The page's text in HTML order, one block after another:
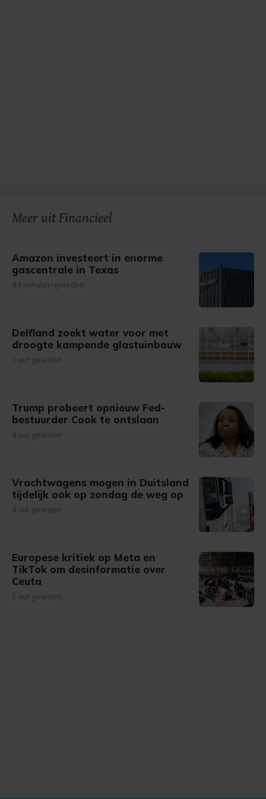
Meer uit Financieel
Amazon investeert in enorme
gascentrale in Texas
44 minuten geleden
Delfland zoekt water voor met
droogte kampende glastuinbouw
1 uur geleden
Trump probeert opnieuw Fed-
bestuurder Cook te ontslaan
4 uur geleden
Vrachtwagens mogen in Duitsland
tijdelijk ook op zondag de weg op
4 uur geleden
Europese kritiek op Meta en
TikTok om desinformatie over
Ceuta
5 uur geleden